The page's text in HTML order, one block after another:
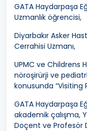
GATA Haydarpaşa
Uzmanlık öğrencisi,
Diyarbakır Asker
Cerrahisi Uzmanı,
UPMC ve Childrens
nöroşirürji ve
konusunda “Visiting
GATA Haydarpaşa
akademik çalışma,
Doçent ve Profesör